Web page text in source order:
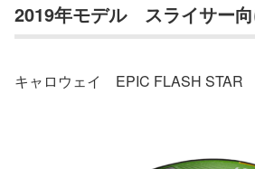
2019年モデル スライサー
キャロウェイ EPIC FLASH STAR